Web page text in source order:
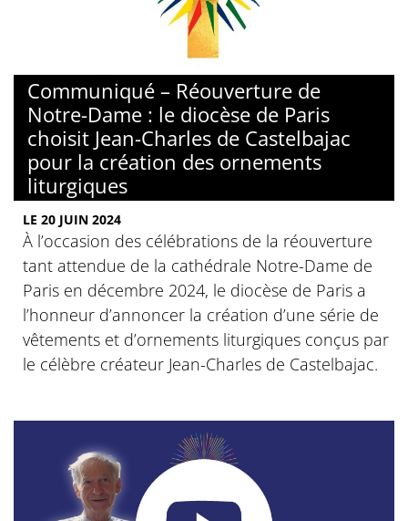
Communiqué – Réouverture de
Notre-Dame : le diocèse de Paris
choisit Jean-Charles de Castelbajac
pour la création des ornements
liturgiques
LE 20 JUIN 2024
À l’occasion des célébrations de la réouverture
tant attendue de la cathédrale Notre-Dame de
Paris en décembre 2024, le diocèse de Paris a
l’honneur d’annoncer la création d’une série de
vêtements et d’ornements liturgiques conçus par
le célèbre créateur Jean-Charles de Castelbajac.